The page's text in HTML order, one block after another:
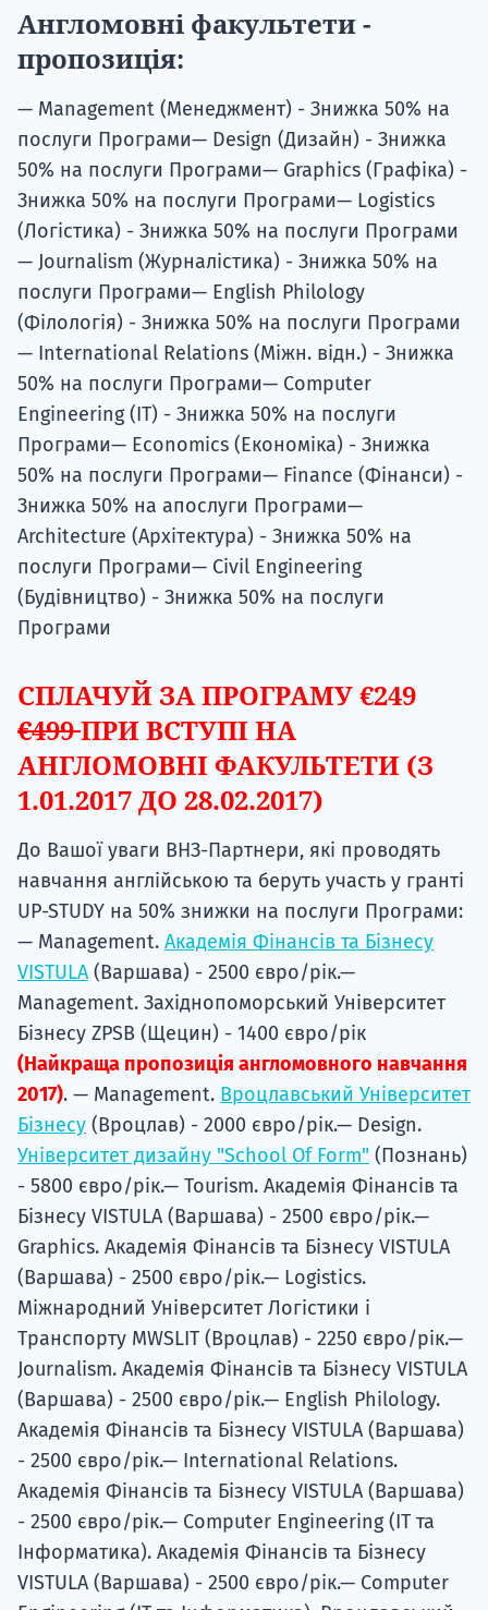
Англомовні факультети -
пропозиція:
— Management (Менеджмент) - Знижка 50% на
послуги Програми— Design (Дизайн) - Знижка
50% на послуги Програми— Graphics (Графіка) -
Знижка 50% на послуги Програми— Logistics
(Логістика) - Знижка 50% на послуги Програми
— Journalism (Журналістика) - Знижка 50% на
послуги Програми— English Philology
(Філологія) - Знижка 50% на послуги Програми
— International Relations (Міжн. відн.) - Знижка
50% на послуги Програми— Computer
Engineering (ІТ) - Знижка 50% на послуги
Програми— Economics (Економіка) - Знижка
50% на послуги Програми— Finance (Фінанси) -
Знижка 50% на aпослуги Програми—
Architecture (Архітектура) - Знижка 50% на
послуги Програми— Civil Engineering
(Будівництво) - Знижка 50% на послуги
Програми
СПЛАЧУЙ ЗА ПРОГРАМУ €249
€499ПРИ ВСТУПІ НА
АНГЛОМОВНІ ФАКУЛЬТЕТИ (З
1.01.2017 ДО 28.02.2017)
До Вашої уваги ВНЗ-Партнери, які проводять
навчання англійською та беруть участь у гранті
UP-STUDY на 50% знижки на послуги Програми:
— Management. Академія Фінансів та Бізнесу
VISTULA (Варшава) - 2500 євро/рік.—
Management. Західнопоморський Університет
Бізнесу ZPSB (Щецин) - 1400 євро/рік
(Найкраща пропозиція англомовного навчання
2017). — Management. Вроцлавський Університет
Бізнесу (Вроцлав) - 2000 євро/рік.— Design.
Університет дизайну "School Of Form" (Познань)
- 5800 євро/рік.— Tourism. Академія Фінансів та
Бізнесу VISTULA (Варшава) - 2500 євро/рік.—
Graphics. Академія Фінансів та Бізнесу VISTULA
(Варшава) - 2500 євро/рік.— Logistics.
Міжнародний Університет Логістики і
Транспорту MWSLIT (Вроцлав) - 2250 євро/рік.—
Journalism. Академія Фінансів та Бізнесу VISTULA
(Варшава) - 2500 євро/рік.— English Philology.
Академія Фінансів та Бізнесу VISTULA (Варшава)
- 2500 євро/рік.— International Relations.
Академія Фінансів та Бізнесу VISTULA (Варшава)
- 2500 євро/рік.— Computer Engineering (IT та
Інформатика). Академія Фінансів та Бізнесу
VISTULA (Варшава) - 2500 євро/рік.— Computer